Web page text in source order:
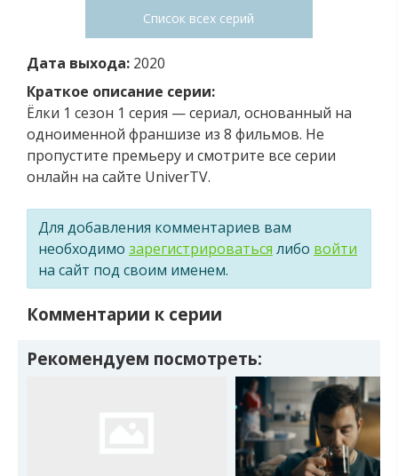
Список всех серий
Дата выхода: 2020
Краткое описание серии:
Ёлки 1 сезон 1 серия — сериал, основанный на
одноименной франшизе из 8 фильмов. Не
пропустите премьеру и смотрите все серии
онлайн на сайте UniverTV.
Для добавления комментариев вам
необходимо зарегистрироваться либо войти
на сайт под своим именем.
Комментарии к серии
Рекомендуем посмотреть: